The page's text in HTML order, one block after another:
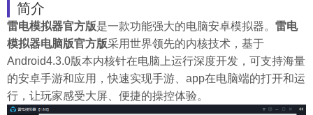
简介
雷电模拟器官方版是一款功能强大的电脑安卓模拟器。 雷电
模拟器电脑版官方版采用世界领先的内核技术，基于
Android4.3.0版本内核针在电脑上运行深度开发，可支持海量
的安卓手游和应用，快速实现手游、app在电脑端的打开和运
行，让玩家感受大屏、便捷的操控体验。